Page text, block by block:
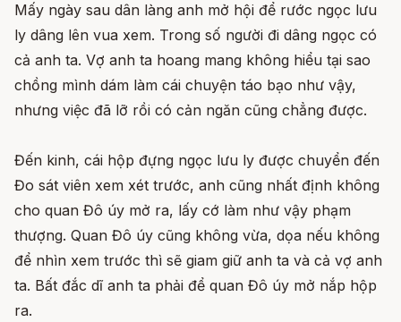
Mấy ngày sau dân làng anh mở hội để rước ngọc lưu
ly dâng lên vua xem. Trong số người đi dâng ngọc có
cả anh ta. Vợ anh ta hoang mang không hiểu tại sao
chồng mình dám làm cái chuyện táo bạo như vậy,
nhưng việc đã lỡ rồi có cản ngăn cũng chẳng được.
Đến kinh, cái hộp đựng ngọc lưu ly được chuyển đến
Đo sát viên xem xét trước, anh cũng nhất định không
cho quan Đô úy mở ra, lấy cớ làm như vậy phạm
thượng. Quan Đô úy cũng không vừa, dọa nếu không
để nhìn xem trước thì sẽ giam giữ anh ta và cả vợ anh
ta. Bất đắc dĩ anh ta phải để quan Đô úy mở nắp hộp
ra.